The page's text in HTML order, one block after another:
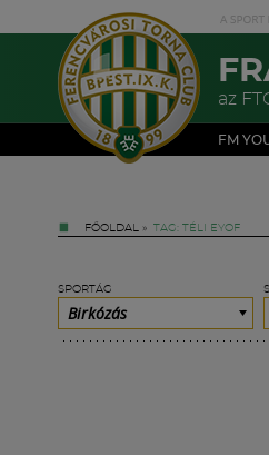
az
FM
FŐOLDAL » TAG: TÉLI EYOF
SPORTÁG
Birkózás